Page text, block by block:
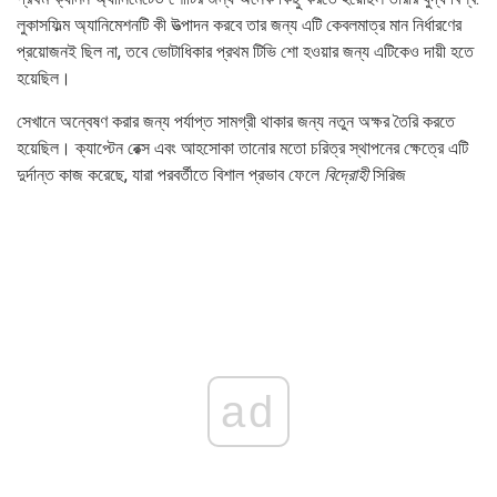
লুকাসফিল্ম অ্যানিমেশনটি কী উত্পাদন করবে তার জন্য এটি কেবলমাত্র মান নির্ধারণের
প্রয়োজনই ছিল না, তবে ভোটাধিকার প্রথম টিভি শো হওয়ার জন্য এটিকেও দায়ী হতে
হয়েছিল।
সেখানে অন্বেষণ করার জন্য পর্যাপ্ত সামগ্রী থাকার জন্য নতুন অক্ষর তৈরি করতে
হয়েছিল। ক্যাপ্টেন রেক্স এবং আহসোকা তানোর মতো চরিত্র স্থাপনের ক্ষেত্রে এটি
দুর্দান্ত কাজ করেছে, যারা পরবর্তীতে বিশাল প্রভাব ফেলে বিদ্রোহীসিরিজ
ad